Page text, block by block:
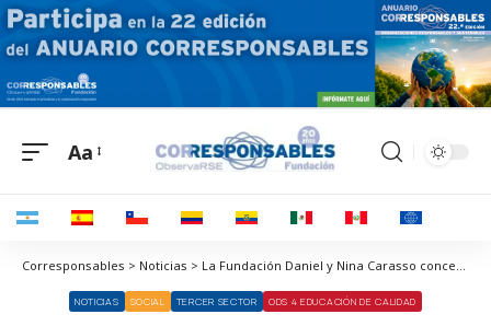
Aa
Corresponsables > Noticias > La Fundación Daniel y Nina Carasso concedió 196 subvenciones y becas por un importe total de 12 millones de euros durante el año 2022
NOTICIAS SOCIAL TERCER SECTOR ODS 4 EDUCACIÓN DE CALIDAD